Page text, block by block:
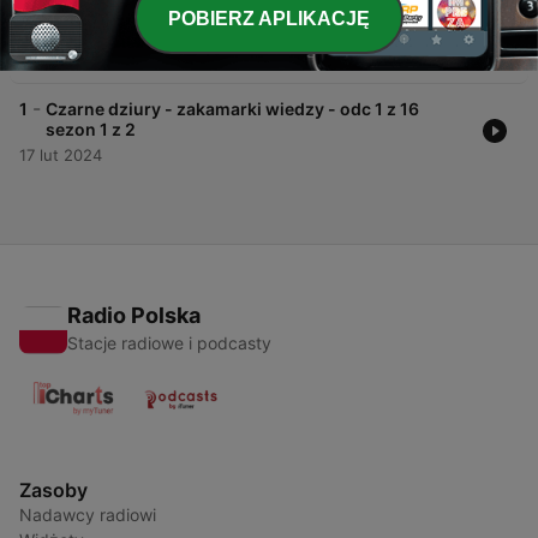
2 - Podróże przez Czas i Przestrzeń: Fascynujące
Zakątki "Zakamarki wiedzy odc 2 z 16 sezon 1"
18 lut 2024
1 - Czarne dziury - zakamarki wiedzy - odc 1 z 16
sezon 1 z 2
17 lut 2024
Radio Polska
Stacje radiowe i podcasty
Zasoby
Nadawcy radiowi
POBIERZ APLIKACJĘ